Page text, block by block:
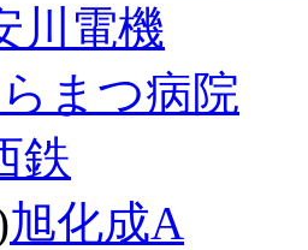
川電機
まつ病院
鉄
旭化成A